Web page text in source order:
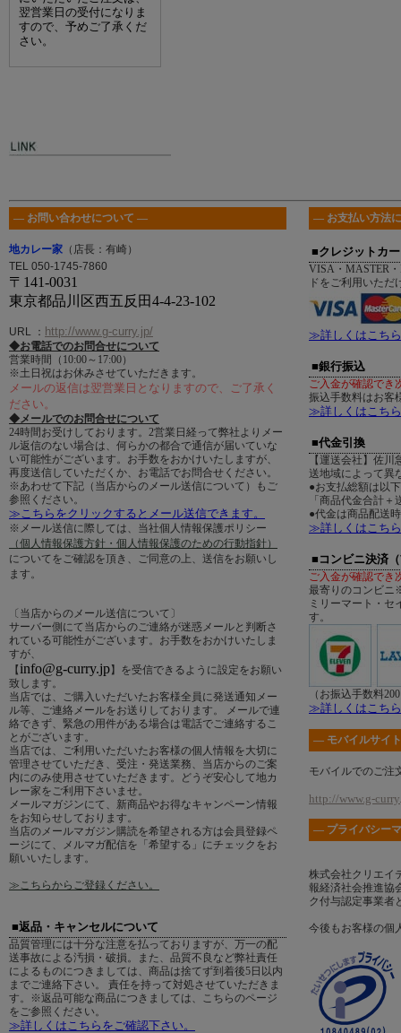
翌営業日の受付になりま
すので、予めご了承くだ
さい。
― お問い合わせについて ―
地カレー家 （店長：有崎）
TEL 050-1745-7860
〒141-0031
東京都品川区西五反田4-4-23-102
URL ： http://www.g-curry.jp/
◆お電話でのお問合せについて
営業時間（10:00～17:00）
※土日祝はお休みさせていただきます。
メールの返信は翌営業日となりますので、ご了承く
ださい。
◆メールでのお問合せについて
24時間お受けしております。2営業日経って弊社よりメー
ル返信のない場合は、何らかの都合で通信が届いていな
い可能性がございます。お手数をおかけいたしますが、
再度送信していただくか、お電話でお問合せください。
※あわせて下記（当店からのメール送信について）もご
参照ください。
≫こちらをクリックするとメール送信できます。
※メール送信に際しては、当社個人情報保護ポリシー
（個人情報保護方針・個人情報保護のための行動指針）
についてをご確認を頂き、ご同意の上、送信をお願いし
ます。
〔当店からのメール送信について〕
サーバー側にて当店からのご連絡が迷惑メールと判断さ
れている可能性がございます。お手数をおかけいたしま
すが、
【 info@g-curry.jp】を受信できるように設定をお願い
致します。
当店では、ご購入いただいたお客様全員に発送通知メー
ル等、ご連絡メールをお送りしております。 メールで連
絡できず、緊急の用件がある場合は電話でご連絡するこ
とがございます。
当店では、ご利用いただいたお客様の個人情報を大切に
管理させていただき、受注・発送業務、当店からのご案
内にのみ使用させていただきます。どうぞ安心して地カ
レー家をご利用下さいませ。
メールマガジンにて、新商品やお得なキャンペーン情報
をお知らせしております。
当店のメールマガジン購読を希望される方は会員登録ペ
ージにて、メルマガ配信を「希望する」にチェックをお
願いいたします。
≫こちらからご登録ください。
■返品・キャンセルについて
品質管理には十分な注意を払っておりますが、万一の配
送事故による汚損・破損。また、品質不良など弊社責任
によるものにつきましては、商品は捨てず到着後5日以内
までご連絡下さい。 責任を持って対処させていただきま
す。※返品可能な商品につきましては、こちらのページ
をご参照ください。
≫詳しくはこちらをご確認下さい。
― お支払い方法
■クレジットカ
VISA・MASTER
ドをご利用いただ
≫詳しくはこち
■銀行振込
ご入金が確認でき
振込手数料はお客
≫詳しくはこち
■代金引換
【運送会社】佐
送地域によって異
●お支払総額は以
「商品代金合計
●代金は商品配送
≫詳しくはこち
■コンビニ決済
ご入金が確認でき
最寄りのコンビニ
ミリーマート・セ
す。
（お振込手数料
≫詳しくはこち
― モバイルサイ
モバイルでのご注
http://www.g-
― プライバシー
株式会社クリエイ
報経済社会推進協
ク付与認定事業者
今後もお客様の個